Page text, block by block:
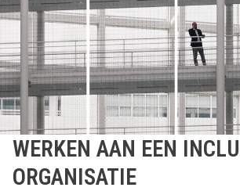
WERKEN AAN EEN
ORGANISATIE